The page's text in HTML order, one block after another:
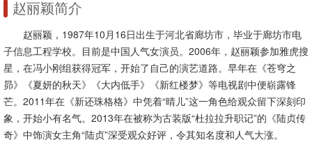
赵丽颖简介
赵丽颖，1987年10月16日出生于河北省廊坊市，毕业于廊坊市电
子信息工程学校。目前是中国人气女演员。2006年，赵丽颖参加雅虎搜
星，在冯小刚组获得冠军，开始了自己的演艺道路。早年在《苍穹之
昴》《夏妍的秋天》《大内低手》《新红楼梦》等电视剧中便崭露锋
芒。2011年在《新还珠格格》中凭着“晴儿”这一角色给观众留下深刻印
象，开始小有名气。2013年在被称为古装版“杜拉拉升职记”的《陆贞传
奇》中饰演女主角“陆贞”深受观众好评，令其知名度和人气大涨。